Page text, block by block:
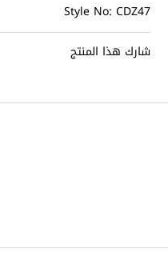
Style No: CDZ47
شارك هذا المنتج